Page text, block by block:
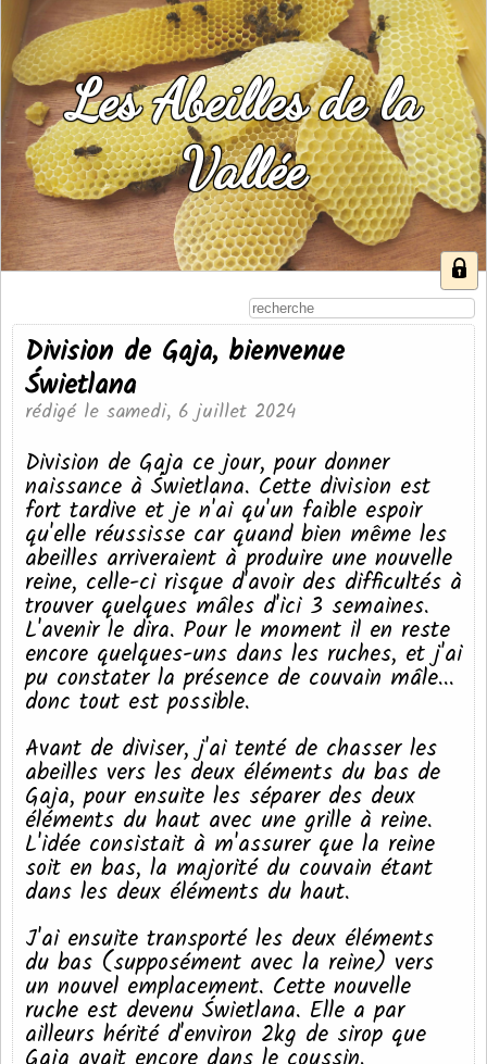
Les Abeilles de la
Vallée
Division de Gaja, bienvenue
Świetlana
rédigé le samedi, 6 juillet 2024
Division de Gaja ce jour, pour donner
naissance à Świetlana. Cette division est
fort tardive et je n'ai qu'un faible espoir
qu'elle réussisse car quand bien même les
abeilles arriveraient à produire une nouvelle
reine, celle-ci risque d'avoir des difficultés à
trouver quelques mâles d'ici 3 semaines.
L'avenir le dira. Pour le moment il en reste
encore quelques-uns dans les ruches, et j'ai
pu constater la présence de couvain mâle...
donc tout est possible.
Avant de diviser, j'ai tenté de chasser les
abeilles vers les deux éléments du bas de
Gaja, pour ensuite les séparer des deux
éléments du haut avec une grille à reine.
L'idée consistait à m'assurer que la reine
soit en bas, la majorité du couvain étant
dans les deux éléments du haut.
J'ai ensuite transporté les deux éléments
du bas (supposément avec la reine) vers
un nouvel emplacement. Cette nouvelle
ruche est devenu Świetlana. Elle a par
ailleurs hérité d'environ 2kg de sirop que